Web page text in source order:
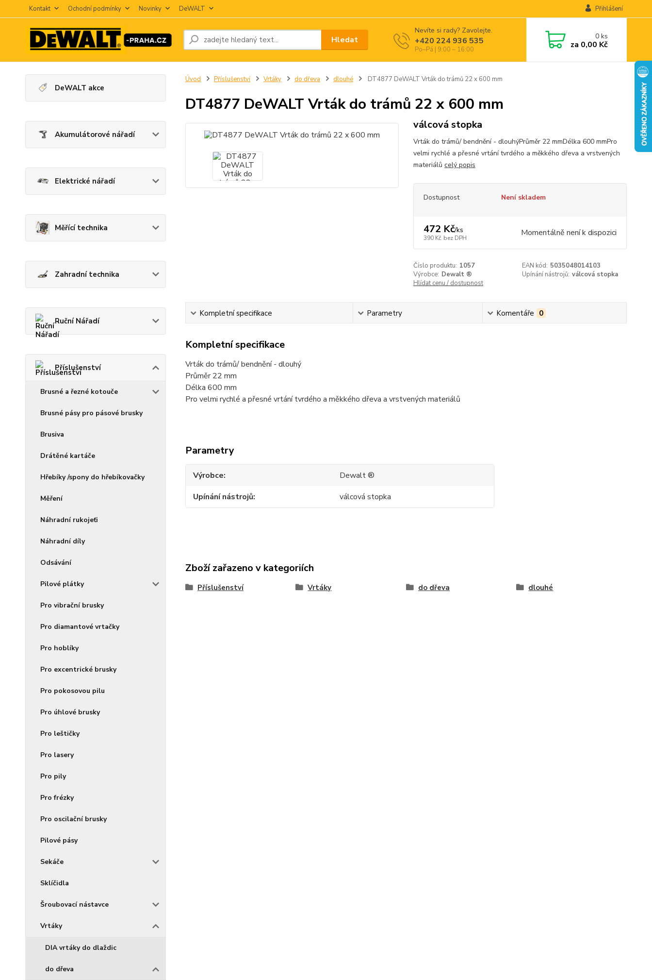
Kontakt Ochodní podmínky Novinky DeWALT Přihlášení
Hledat
Nevíte si rady? Zavolejte.
+420 224 936 535
Po–Pá | 9:00 – 16:00
0ks
za 0,00 Kč
DeWALT akce
Akumulátorové nářadí
Elektrické nářadí
Měřící technika
Zahradní technika
Ruční Nářadí
Příslušenství
Brusné a řezné kotouče
Brusné pásy pro pásové brusky
Brusiva
Drátěné kartáče
Hřebíky /spony do hřebíkovačky
Měření
Náhradní rukojeťi
Náhradní díly
Odsávání
Pilové plátky
Pro vibrační brusky
Pro diamantové vrtačky
Pro hoblíky
Pro excentrické brusky
Pro pokosovou pilu
Pro úhlové brusky
Pro leštičky
Pro lasery
Pro pily
Pro frézky
Pro oscilační brusky
Pilové pásy
Sekáče
Sklíčidla
Šroubovací nástavce
Vrtáky
DIA vrtáky do dlaždic
do dřeva
Úvod Příslušenství Vrtáky do dřeva dlouhé DT4877 DeWALT Vrták do trámů 22 x 600 mm
DT4877 DeWALT Vrták do trámů 22 x 600 mm
válcová stopka
Vrták do trámů/ bendnění - dlouhýPrůměr 22 mmDélka 600 mmPro
velmi rychlé a přesné vrtání tvrdého a měkkého dřeva a vrstvených
materiálů celý popis
Dostupnost Není skladem
472 Kč/ks
390 Kč bez DPH Momentálně není k dispozici
Číslo produktu: 1057 EAN kód: 5035048014103
Výrobce: Dewalt ® Upínání nástrojů: válcová stopka
Hlídat cenu / dostupnost
Kompletní specifikace Parametry Komentáře 0
Kompletní specifikace
Vrták do trámů/ bendnění - dlouhý
Průměr 22 mm
Délka 600 mm
Pro velmi rychlé a přesné vrtání tvrdého a měkkého dřeva a vrstvených materiálů
Parametry
Výrobce
Dewalt ®
Upínání nástrojů
válcová stopka
Zboží zařazeno v kategoriích
Příslušenství Vrtáky do dřeva dlouhé